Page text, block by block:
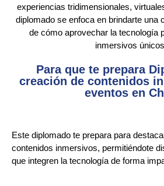
experiencias tridimensionales,
diplomado se enfoca en brindarte una
de cómo aprovechar la tecnología
inmersivos
Para que te prepara
creación de contenidos
eventos en
Este diplomado te prepara para
contenidos inmersivos, permitiéndote
que integren la tecnología de forma